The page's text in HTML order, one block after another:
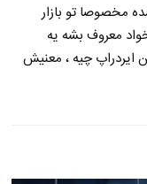
مخصوصا تو بازار
معروف بشه یه
ایردراپ چیه ، معنیش